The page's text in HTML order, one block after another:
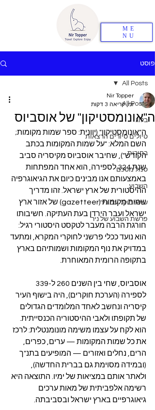
ME
NU
פוסט
All Posts
בלוג
טיולים סיורים הרצאות
בחירות
סמל מסכם
השבוע
שישי בוקר עם ניר
פרשת השבוע של ניר
All Posts
ה"אונומסטיקון" של אוסביוס
Nir Topper
זמן קריאה 3 דקות
ה"אונומסטיקון" (יוונית: ספר שמות מקומות;
השם המלא: "על שמות המקומות בכתב
הקודש"), שחיבר אוסביוס מקיסריה סביב
שנת 324 לספירה, הוא אחד המפתחות
באמצעותם אנו מבינים כיום את הגיאוגרפיה
ההיסטורית של ארץ ישראל. זהו מדריך
שמות מקומות (gazetteer) של אזור ארץ
ישראל ועבר הירדן בעת העתיקה. חשיבותו
חורגת הרבה מעבר לטקסט היסטורי רגיל:
הוא נועד ככלי פרשני לחוקרי המקרא, ומתעד
במדויק את נוף המקומות ושמותיהם בארץ
בתקופה הרומית המאוחרת.
לספירה (הערכת חוקרים), היה בישוף העיר
קיסריה ונחשב לאחד המלומדים הגדולים
של תקופתו ולאבי ההיסטוריה הכנסייתית.
הוא לקח על עצמו משימה מונומנטלית: לרכז
את כל שמות המקומות — ערים, כפרים,
הרים, נחלים ואזורים — המופיעים בתנ"ך
(ובמידה מסוימת גם בברית החדשה),
ולאתר אותם במציאות של ימיו. התוצאה היא
רשימה אלפביתית של מאות ערכים
גיאוגרפיים בארץ ישראל ובסביבתה.